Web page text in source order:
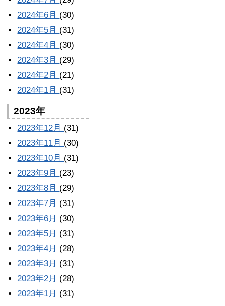
2024年6月 (30)
2024年5月 (31)
2024年4月 (30)
2024年3月 (29)
2024年2月 (21)
2024年1月 (31)
2023年
2023年12月 (31)
2023年11月 (30)
2023年10月 (31)
2023年9月 (23)
2023年8月 (29)
2023年7月 (31)
2023年6月 (30)
2023年5月 (31)
2023年4月 (28)
2023年3月 (31)
2023年2月 (28)
2023年1月 (31)